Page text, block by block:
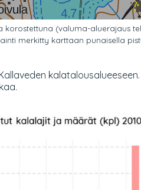
(valuma-aluerajaus
merkitty karttaan punaisella